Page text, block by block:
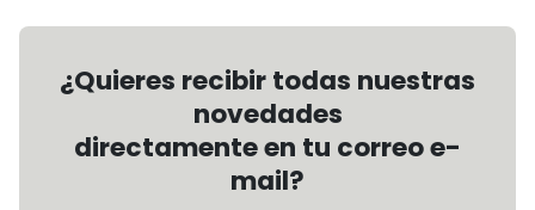
¿Quieres recibir todas nuestras
novedades
directamente en tu correo e-
mail?